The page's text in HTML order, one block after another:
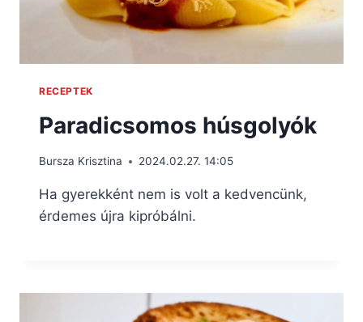
RECEPTEK
Paradicsomos húsgolyók
Bursza Krisztina 2024.02.27. 14:05
Ha gyerekként nem is volt a kedvencünk,
érdemes újra kipróbálni.